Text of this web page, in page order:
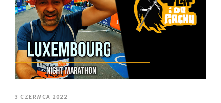
3 CZERWCA 2022